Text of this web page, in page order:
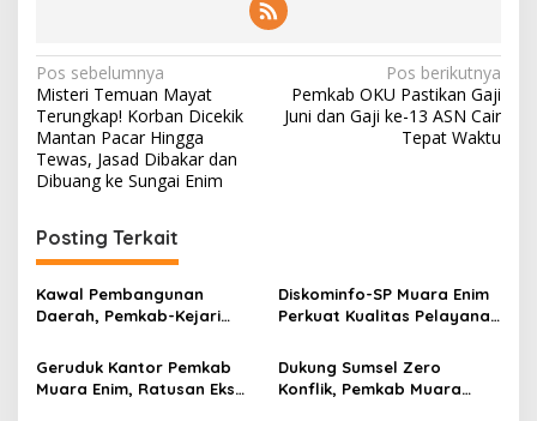
N
a
v
i
a
s
i
o
Pos sebelumnya
Misteri Temuan Mayat
Terungkap! Korban Dicekik
Mantan Pacar Hingga
Tewas, Jasad Dibakar dan
Dibuang ke Sungai Enim
Pos berikutnya
Pemkab OKU Pastikan Gaji
Juni dan Gaji ke-13 ASN Cair
Tepat Waktu
Posting Terkait
Kawal Pembangunan
Daerah, Pemkab-Kejari
Pendampingan Hukum
Diskominfo-SP Muara Enim
Perkuat Kualitas Pelayanan
LAPOR dan PPID
Geruduk Kantor Pemkab
Muara Enim, Ratusan Eks
Dukung Sumsel Zero
Konflik, Pemkab Muara